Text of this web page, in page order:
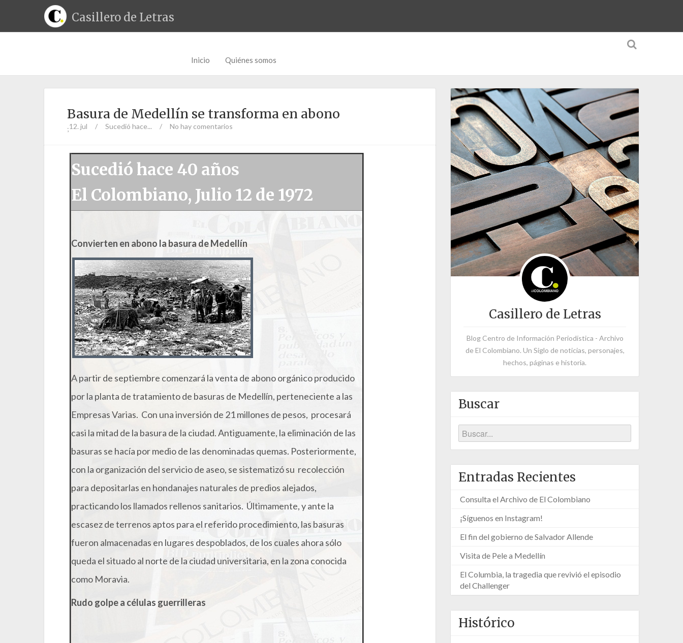
Casillero de Letras
Inicio Quiénes somos
Basura de Medellín se transforma en abono
;12. jul / Sucedió hace... / No hay comentarios
Sucedió hace 40 años
El Colombiano, Julio 12 de 1972
Convierten en abono la basura de Medellín
A partir de septiembre comenzará la venta de abono orgánico producido
por la planta de tratamiento de basuras de Medellín, perteneciente a las
Empresas Varias. Con una inversión de 21 millones de pesos, procesará
casi la mitad de la basura de la ciudad. Antiguamente, la eliminación de las
basuras se hacía por medio de las denominadas quemas. Posteriormente,
con la organización del servicio de aseo, se sistematizó su recolección
para depositarlas en hondanajes naturales de predios alejados,
practicando los llamados rellenos sanitarios. Últimamente, y ante la
escasez de terrenos aptos para el referido procedimiento, las basuras
fueron almacenadas en lugares despoblados, de los cuales ahora sólo
queda el situado al norte de la ciudad universitaria, en la zona conocida
como Moravia.
Rudo golpe a células guerrilleras
Casillero de Letras
Blog Centro de Información Periodística - Archivo
de El Colombiano. Un Siglo de noticias, personajes,
hechos, páginas e historia.
Buscar
Entradas Recientes
Consulta el Archivo de El Colombiano
¡Síguenos en Instagram!
El fin del gobierno de Salvador Allende
Visita de Pele a Medellín
El Columbia, la tragedia que revivió el episodio
del Challenger
Histórico